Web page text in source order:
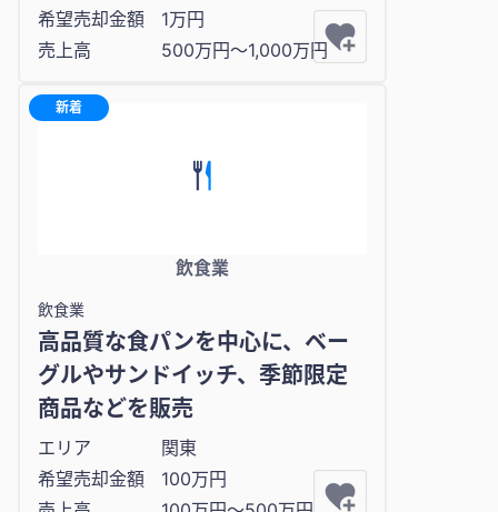
希望売却金額
1万円
売上高
500万円〜1,000万円
新着
飲食業
飲食業
高品質な食パンを中心に、ベー
グルやサンドイッチ、季節限定
商品などを販売
エリア
関東
希望売却金額
100万円